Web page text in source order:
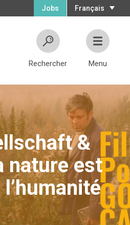
Français
Jobs
Rechercher Menu
&
nature est
l’humanité